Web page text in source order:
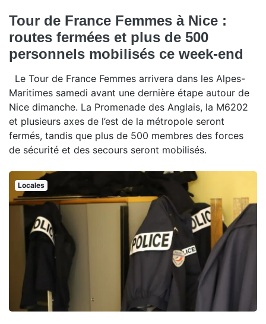
Tour de France Femmes à Nice :
routes fermées et plus de 500
personnels mobilisés ce week-end
Le Tour de France Femmes arrivera dans les Alpes-
Maritimes samedi avant une dernière étape autour de
Nice dimanche. La Promenade des Anglais, la M6202
et plusieurs axes de l’est de la métropole seront
fermés, tandis que plus de 500 membres des forces
de sécurité et des secours seront mobilisés.
Locales